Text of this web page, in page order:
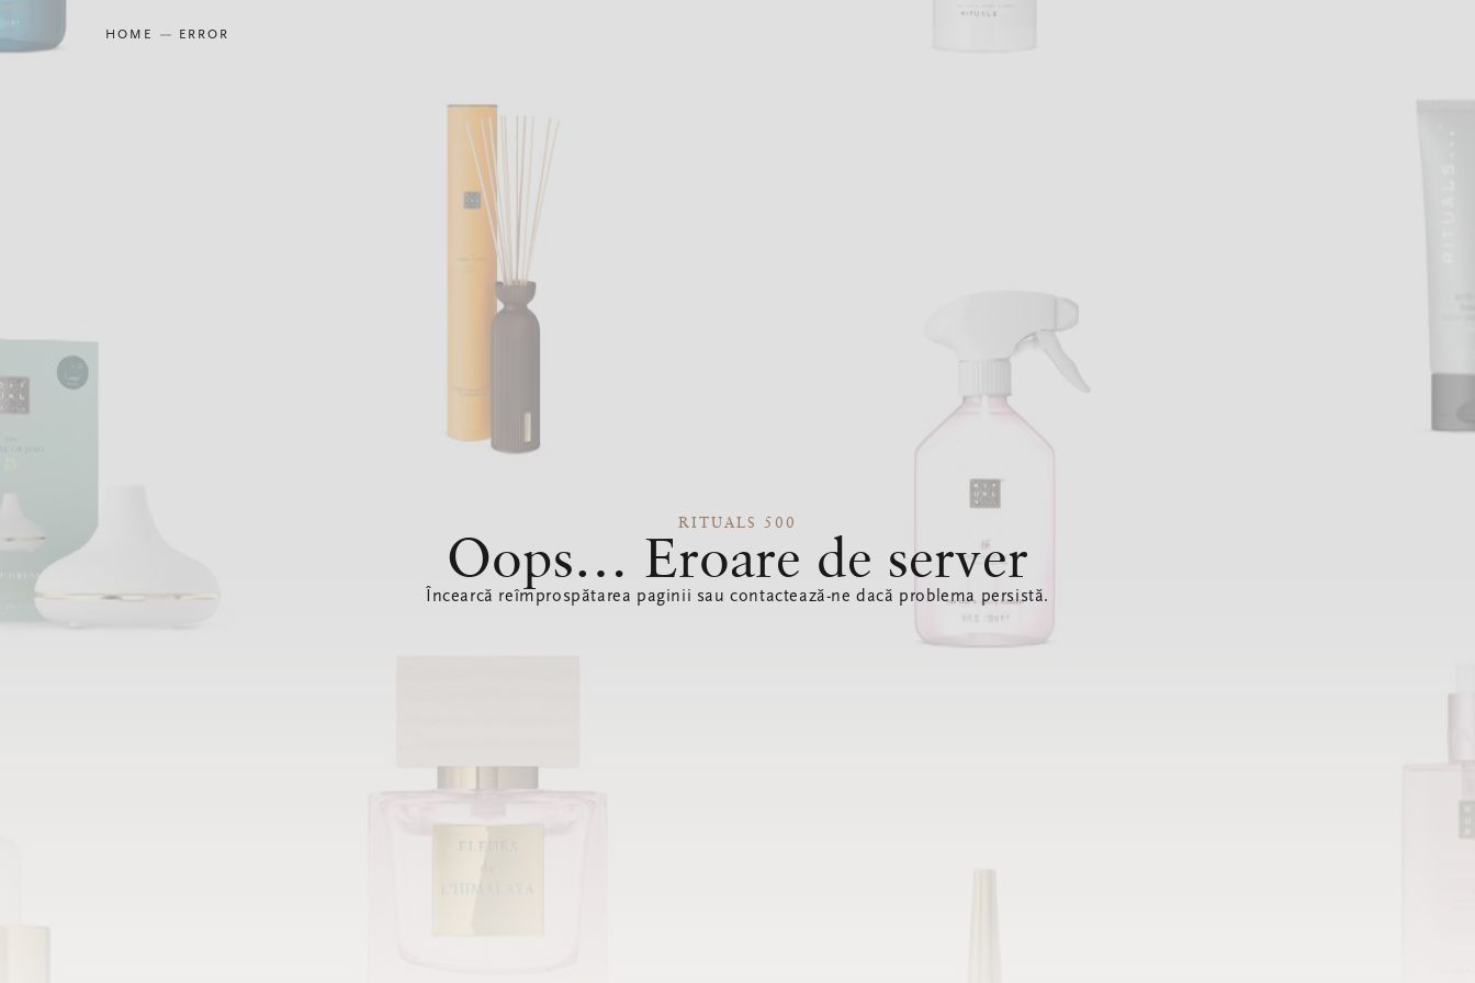
HOME ERROR
RITUALS 500
Oops… Eroare de server
Încearcă reîmprospătarea paginii sau contactează-ne dacă problema persistă.